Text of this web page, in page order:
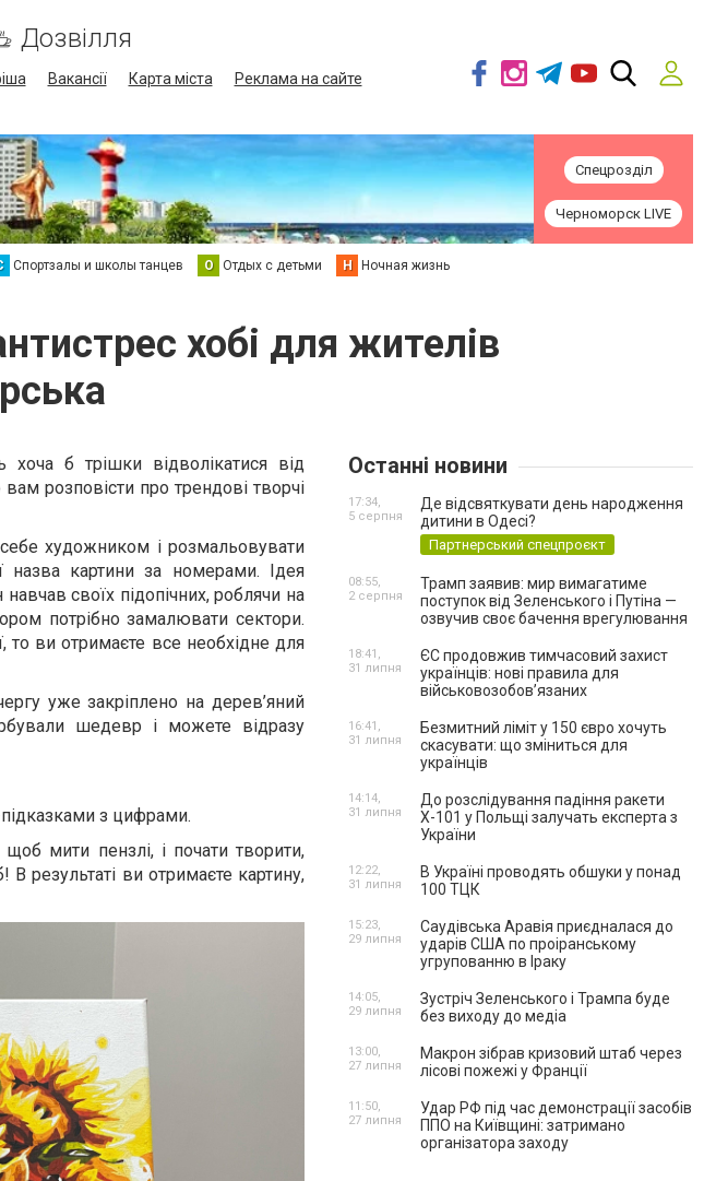
Дозвілля
Вакансії Карта міста
Реклама на сайте
Спецрозділ
Черноморск LIVE
Спортзалы и школы танцев О Отдых с детьми Н Ночная жизнь
хобі для жителів
хоча б трішки відволікатися від
розповісти про трендові творчі
художником і розмальовувати
назва картини за номерами. Ідея
своїх підопічних, роблячи на
потрібно замалювати сектори.
то ви отримаєте все необхідне для
уже закріплено на дерев’яний
шедевр і можете відразу
з цифрами.
мити пензлі, і почати творити,
результаті ви отримаєте картину,
Останні новини
Де відсвяткувати день народження
дитини в Одесі?
Партнерський спецпроєкт
17:34,
5 серпня
Трамп заявив: мир вимагатиме
поступок від Зеленського і Путіна —
озвучив своє бачення врегулювання
08:55,
2 серпня
ЄС продовжив тимчасовий захист
українців: нові правила для
військовозобов’язаних
18:41,
31 липня
Безмитний ліміт у 150 євро хочуть
скасувати: що зміниться для
українців
16:41,
31 липня
До розслідування падіння ракети
Х-101 у Польщі залучать експерта з
України
14:14,
31 липня
В Україні проводять обшуки у понад
100 ТЦК
12:22,
31 липня
Саудівська Аравія приєдналася до
ударів США по проіранському
угрупованню в Іраку
15:23,
29 липня
Зустріч Зеленського і Трампа буде
без виходу до медіа
14:05,
29 липня
Макрон зібрав кризовий штаб через
лісові пожежі у Франції
13:00,
27 липня
Удар РФ під час демонстрації засобів
ППО на Київщині: затримано
організатора заходу
11:50,
27 липня